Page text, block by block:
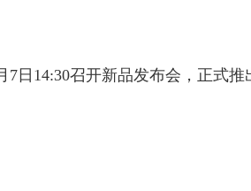
7日14:30召开新品发布会，正式推